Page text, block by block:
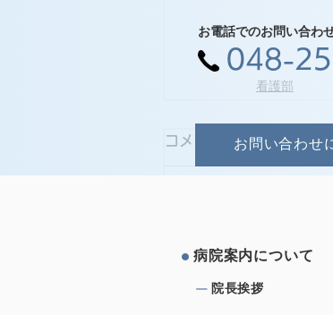
看護部
コメント
お電話でのお問い合わ
048-
お問い合わせ
病院案内について
院⻑挨拶